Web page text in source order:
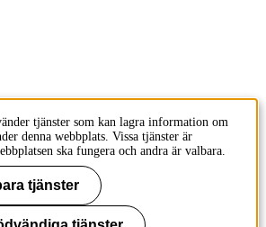
tjänster som kan lagra information om
denna webbplats. Vissa tjänster är
ska fungera och andra är valbara.
tjänster